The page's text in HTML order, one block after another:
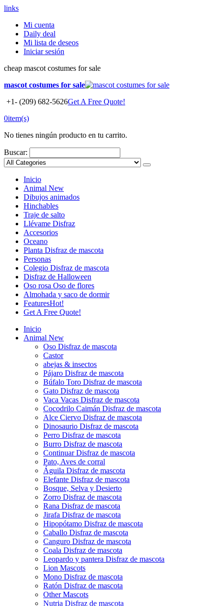
links
Mi cuenta
Daily deal
Mi lista de deseos
Iniciar sesión
cheap mascot costumes for sale
mascot costumes for sale
+1- (209) 682-5626Get A Free Quote!
0item(s)
No tienes ningún producto en tu carrito.
Buscar:
Inicio
Animal New
Dibujos animados
Hinchables
Traje de salto
Llévame Disfraz
Accesorios
Oceano
Planta Disfraz de mascota
Personas
Colegio Disfraz de mascota
Disfraz de Halloween
Oso rosa Oso de flores
Almohada y saco de dormir
FeaturesHot!
Get A Free Quote!
Inicio
Animal New
Oso Disfraz de mascota
Castor
abejas & insectos
Pájaro Disfraz de mascota
Búfalo Toro Disfraz de mascota
Gato Disfraz de mascota
Vaca Vacas Disfraz de mascota
Cocodrilo Caimán Disfraz de mascota
Alce Ciervo Disfraz de mascota
Dinosaurio Disfraz de mascota
Perro Disfraz de mascota
Burro Disfraz de mascota
Continuar Disfraz de mascota
Pato, Aves de corral
Águila Disfraz de mascota
Elefante Disfraz de mascota
Bosque, Selva y Desierto
Zorro Disfraz de mascota
Rana Disfraz de mascota
Jirafa Disfraz de mascota
Hipopótamo Disfraz de mascota
Caballo Disfraz de mascota
Canguro Disfraz de mascota
Coala Disfraz de mascota
Leopardo y pantera Disfraz de mascota
Lion Mascots
Mono Disfraz de mascota
Ratón Disfraz de mascota
Other Mascots
Nutria Disfraz de mascota